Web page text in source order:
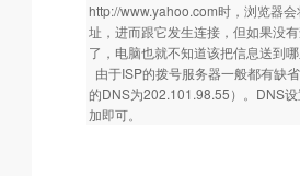
http://www.yahoo.com时，浏览器
址，进而跟它发生连接，但如果没
了，电脑也就不知道该把信息送到哪
由于ISP的拨号服务器一般都有缺
的DNS为202.101.98.55）。DNS设
加即可。